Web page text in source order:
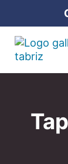
Passa al
Skip to
Skip to site